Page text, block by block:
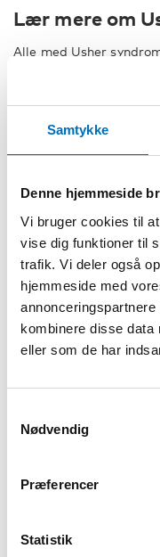
Samtykke
Denne hjemmeside
Vi bruger cookies til
vise dig funktioner til
trafik. Vi deler også
hjemmeside med
kombinere disse data
eller som de har
Nødvendig
Præferencer
Statistik
Lær mere om
Alle med Usher
rehabilitering med
derfor er det vigtigt,
har tilstrækkelig viden.
sundhedsstyrelse og på
National Eye Institute
Det svenske nationale
(NKCDB) har et
danske center for
barn og ung med Usher
dem, der møder
arbejde.
samarbejder og et